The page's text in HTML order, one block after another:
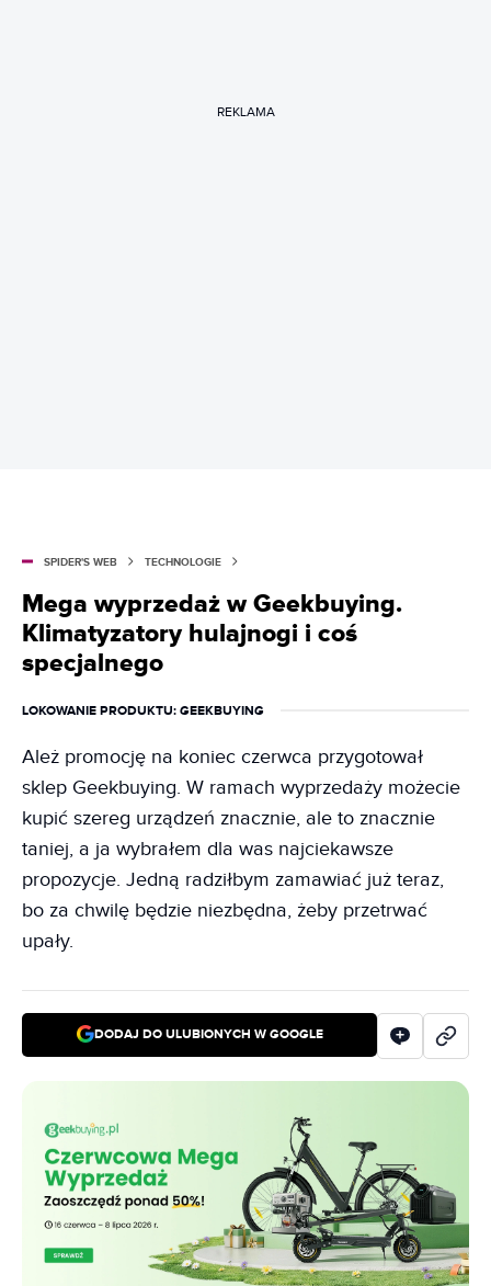
REKLAMA
SPIDER'S WEB TECHNOLOGIE
Mega wyprzedaż w Geekbuying.
Klimatyzatory hulajnogi i coś
specjalnego
LOKOWANIE PRODUKTU: GEEKBUYING
Ależ promocję na koniec czerwca przygotował
sklep Geekbuying. W ramach wyprzedaży możecie
kupić szereg urządzeń znacznie, ale to znacznie
taniej, a ja wybrałem dla was najciekawsze
propozycje. Jedną radziłbym zamawiać już teraz,
bo za chwilę będzie niezbędna, żeby przetrwać
upały.
DODAJ DO ULUBIONYCH W GOOGLE